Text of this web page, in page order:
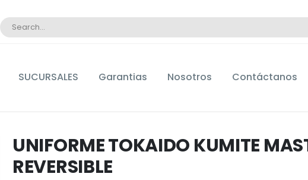
SUCURSALES Garantias Nosotros Contáctanos
UNIFORME TOKAIDO KUMITE
REVERSIBLE